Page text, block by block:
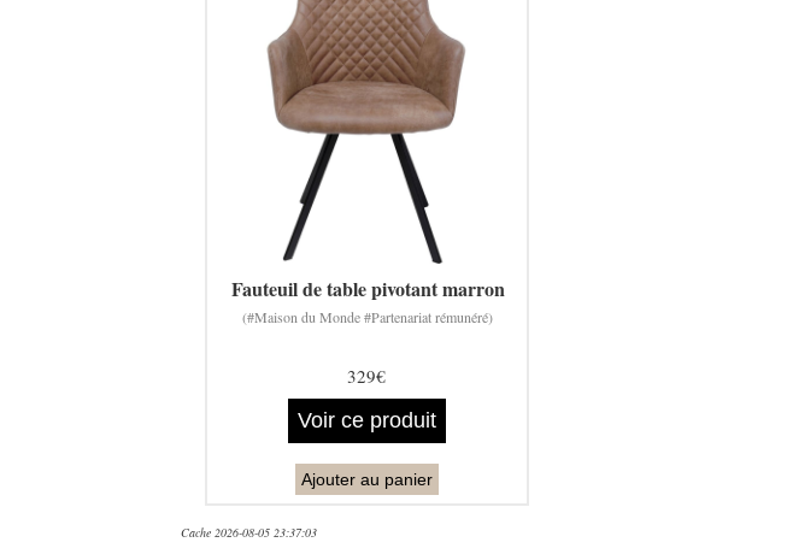
Fauteuil de table pivotant marron
(#Maison du Monde #Partenariat rémunéré)
329€
Voir ce produit
Ajouter au panier
Cache 2026-08-05 23:37:03